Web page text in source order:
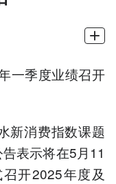
一季度业绩召开
新消费指数课题
表示将在5月11
开2025年度及